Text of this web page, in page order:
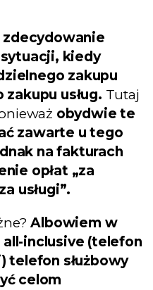
zdecydowanie
kiedy
zakupu
usług. Tutaj
obydwie te
zawarte u tego
na fakturach
opłat „za
usługi”.
Albowiem w
inclusive (telefon
telefon służbowy
celom